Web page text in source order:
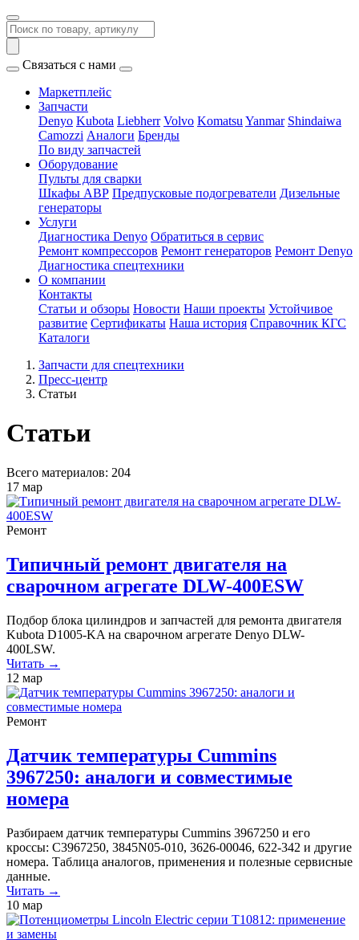
Связаться с нами
Маркетплейс
Запчасти
Denyo Kubota Liebherr Volvo Komatsu Yanmar Shindaiwa
Camozzi Аналоги Бренды
По виду запчастей
Оборудование
Пульты для сварки
Шкафы АВР Предпусковые подогреватели Дизельные
генераторы
Услуги
Диагностика Denyo Обратиться в сервис
Ремонт компрессоров Ремонт генераторов Ремонт Denyo
Диагностика спецтехники
О компании
Контакты
Статьи и обзоры Новости Наши проекты Устойчивое
развитие Сертификаты Наша история Справочник КГС
Каталоги
Запчасти для спецтехники
Пресс-центр
Статьи
Статьи
Всего материалов: 204
17 мар
Ремонт
Типичный ремонт двигателя на
сварочном агрегате DLW-400ESW
Подбор блока цилиндров и запчастей для ремонта двигателя
Kubota D1005-KA на сварочном агрегате Denyo DLW-
400LSW.
Читать →
12 мар
Ремонт
Датчик температуры Cummins
3967250: аналоги и совместимые
номера
Разбираем датчик температуры Cummins 3967250 и его
кроссы: C3967250, 3845N05-010, 3626-00046, 622-342 и другие
номера. Таблица аналогов, применения и полезные сервисные
данные.
Читать →
10 мар